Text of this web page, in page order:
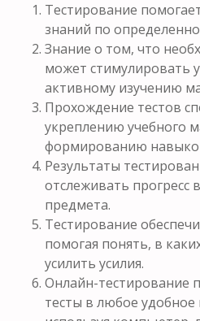
Тестирование
знаний по
Знание о том, что
может стимулировать
активному изучению
Прохождение тестов
укреплению учебного
формированию
Результаты
отслеживать прогресс
предмета.
Тестирование
помогая понять, в
усилить усилия.
Онлайн-тестирование
тесты в любое удобное